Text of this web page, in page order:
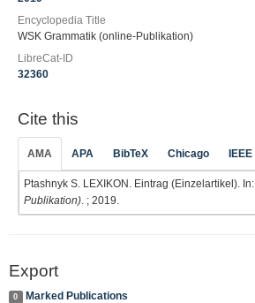
Encyclopedia Title
WSK Grammatik (online-Publikation)
LibreCat-ID
32360
Cite this
AMA APA BibTeX Chicago IEEE
Ptashnyk S. LEXIKON. Eintrag (Einzelartikel). In:
Publikation) . ; 2019.
Export
0
Marked Publications